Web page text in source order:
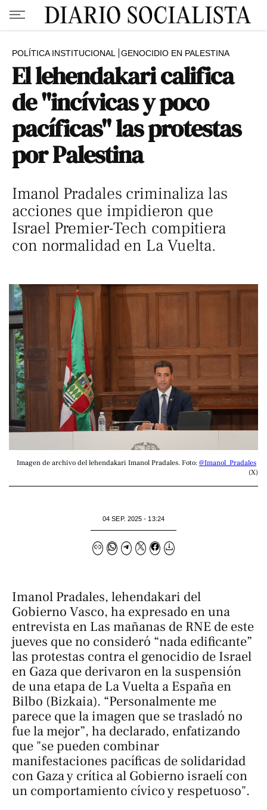
POLÍTICA INSTITUCIONAL GENOCIDIO EN PALESTINA
El lehendakari califica
de "incívicas y poco
pacíficas" las protestas
por Palestina
Imanol Pradales criminaliza las
acciones que impidieron que
Israel Premier-Tech compitiera
con normalidad en La Vuelta.
Imagen de archivo del lehendakari Imanol Pradales. Foto: @Imanol_Pradales
(X)
04 SEP. 2025 - 13:24
Imanol Pradales, lehendakari del
Gobierno Vasco, ha expresado en una
entrevista en Las mañanas de RNE de este
jueves que no consideró “nada edificante”
las protestas contra el genocidio de Israel
en Gaza que derivaron en la suspensión
de una etapa de La Vuelta a España en
Bilbo (Bizkaia). “Personalmente me
parece que la imagen que se trasladó no
fue la mejor”, ha declarado, enfatizando
que "se pueden combinar
manifestaciones pacíficas de solidaridad
con Gaza y crítica al Gobierno israelí con
un comportamiento cívico y respetuoso".